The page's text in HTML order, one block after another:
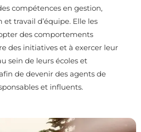
compétences en gestion,
et travail d’équipe. Elle les
des comportements
des initiatives et à exercer leur
sein de leurs écoles et
de devenir des agents de
et influents.